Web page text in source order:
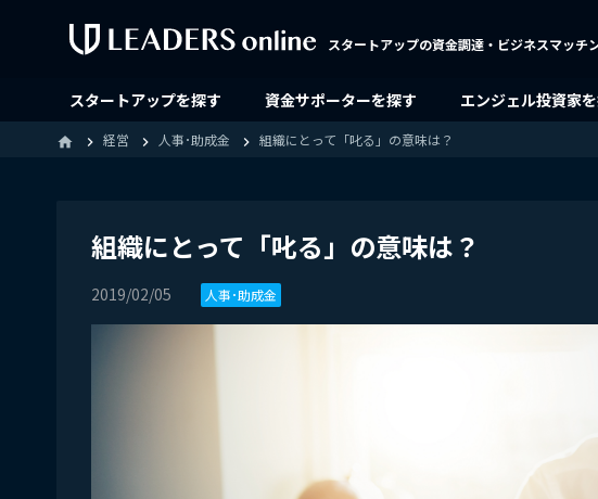
スタートアップの資金調達・ビジネスマッチ
スタートアップを探す 資金サポーターを探す エンジェル投資家
home 経営 人事･助成金 組織にとって「叱る」の意味は？
組織にとって「叱る」の意味は？
2019/02/05 人事･助成金